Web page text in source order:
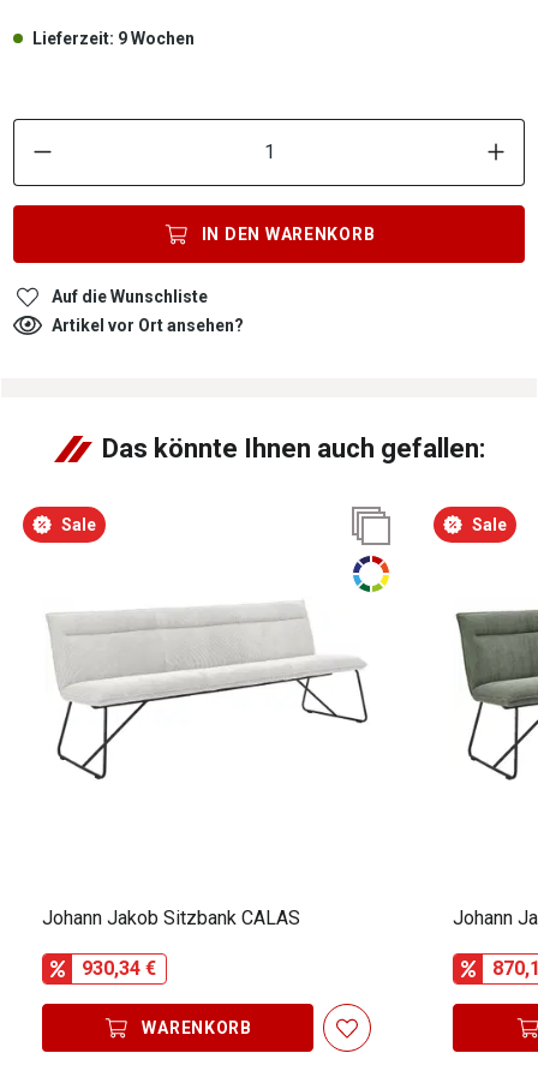
Lieferzeit: 9 Wochen
IN DEN WARENKORB
Auf die Wunschliste
Artikel vor Ort ansehen?
Das könnte Ihnen auch gefallen:
Sale
Johann Jakob Sitzbank CALAS
930,34 €
WARENKORB
Sale
Johann